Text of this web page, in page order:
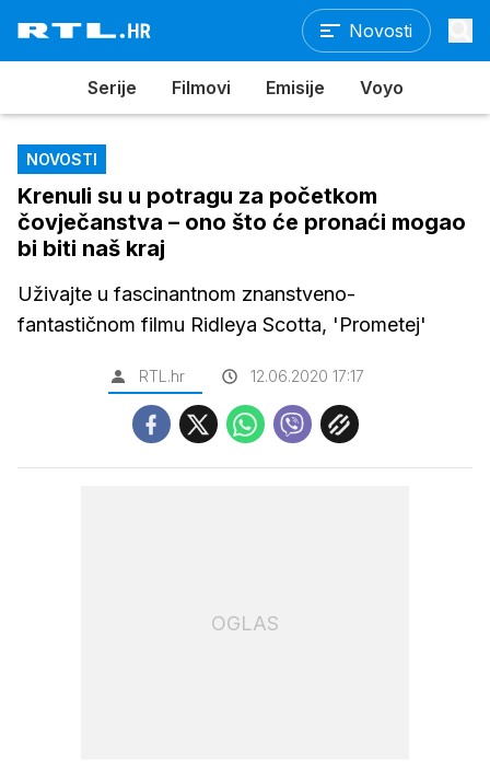
Novosti
Serije Filmovi Emisije Voyo
NOVOSTI
Krenuli su u potragu za početkom
čovječanstva – ono što će pronaći mogao
bi biti naš kraj
Uživajte u fascinantnom znanstveno-
fantastičnom filmu Ridleya Scotta, 'Prometej'
RTL.hr 12.06.2020 17:17
OGLAS